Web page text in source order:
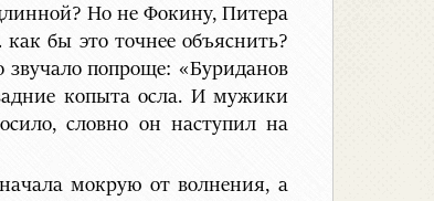
Но не Фокину, Питера
бы это точнее объяснить?
попроще: «Буриданов
копыта осла. И мужики
словно он наступил на
мокрую от волнения, а